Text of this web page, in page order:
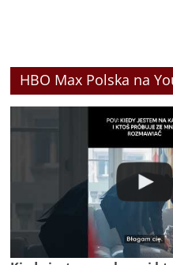
HBO Max Polska na